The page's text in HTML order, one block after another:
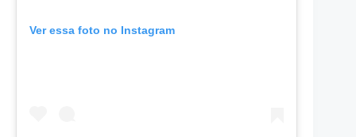
Ver essa foto no Instagram